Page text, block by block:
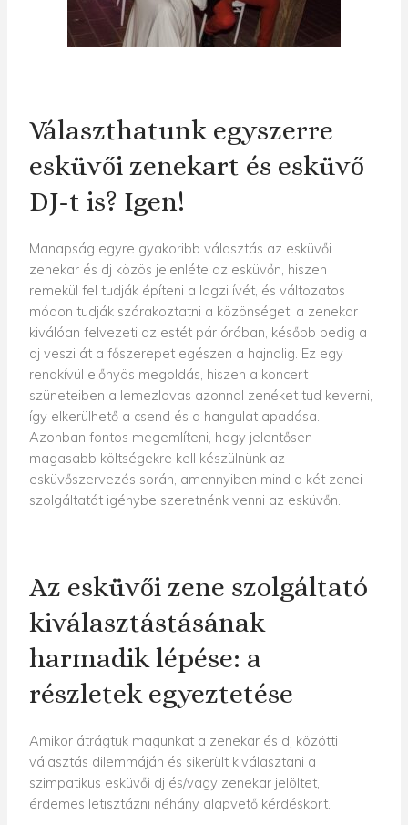
Választhatunk egyszerre
esküvői zenekart és esküvő
DJ-t is? Igen!
Manapság egyre gyakoribb választás az esküvői
zenekar és dj közös jelenléte az esküvőn, hiszen
remekül fel tudják építeni a lagzi ívét, és változatos
módon tudják szórakoztatni a közönséget: a zenekar
kiválóan felvezeti az estét pár órában, később pedig a
dj veszi át a főszerepet egészen a hajnalig. Ez egy
rendkívül előnyös megoldás, hiszen a koncert
szüneteiben a lemezlovas azonnal zenéket tud keverni,
így elkerülhető a csend és a hangulat apadása.
Azonban fontos megemlíteni, hogy jelentősen
magasabb költségekre kell készülnünk az
esküvőszervezés során, amennyiben mind a két zenei
szolgáltatót igénybe szeretnénk venni az esküvőn.
Az esküvői zene szolgáltató
kiválasztástásának
harmadik lépése: a
részletek egyeztetése
Amikor átrágtuk magunkat a zenekar és dj közötti
választás dilemmáján és sikerült kiválasztani a
szimpatikus esküvői dj és/vagy zenekar jelöltet,
érdemes letisztázni néhány alapvető kérdéskört.